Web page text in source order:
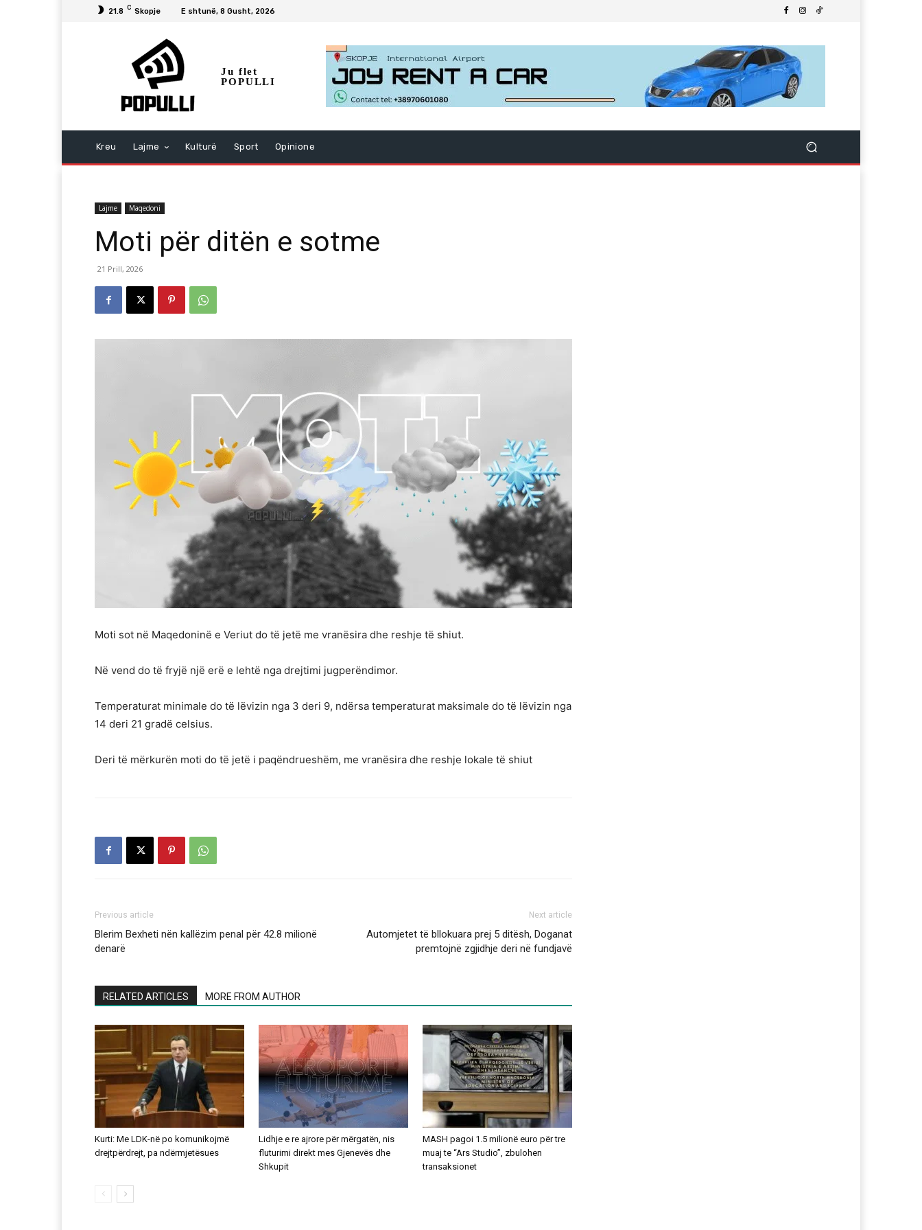
21.8 C Skopje E shtunë, 8 Gusht, 2026
Ju flet
POPULLI
Kreu Lajme Kulturë Sport Opinione
Lajme Maqedoni
Moti për ditën e sotme
21 Prill, 2026
Moti sot në Maqedoninë e Veriut do të jetë me vranësira dhe reshje të shiut.
Në vend do të fryjë një erë e lehtë nga drejtimi jugperëndimor.
Temperaturat minimale do të lëvizin nga 3 deri 9, ndërsa temperaturat maksimale do të lëvizin nga
14 deri 21 gradë celsius.
Deri të mërkurën moti do të jetë i paqëndrueshëm, me vranësira dhe reshje lokale të shiut
Previous article
Blerim Bexheti nën kallëzim penal për 42.8 milionë
denarë
Next article
Automjetet të bllokuara prej 5 ditësh, Doganat
premtojnë zgjidhje deri në fundjavë
RELATED ARTICLES MORE FROM AUTHOR
Kurti: Me LDK-në po komunikojmë
drejtpërdrejt, pa ndërmjetësues
Lidhje e re ajrore për mërgatën, nis
fluturimi direkt mes Gjenevës dhe
Shkupit
MASH pagoi 1.5 milionë euro për tre
muaj te “Ars Studio”, zbulohen
transaksionet